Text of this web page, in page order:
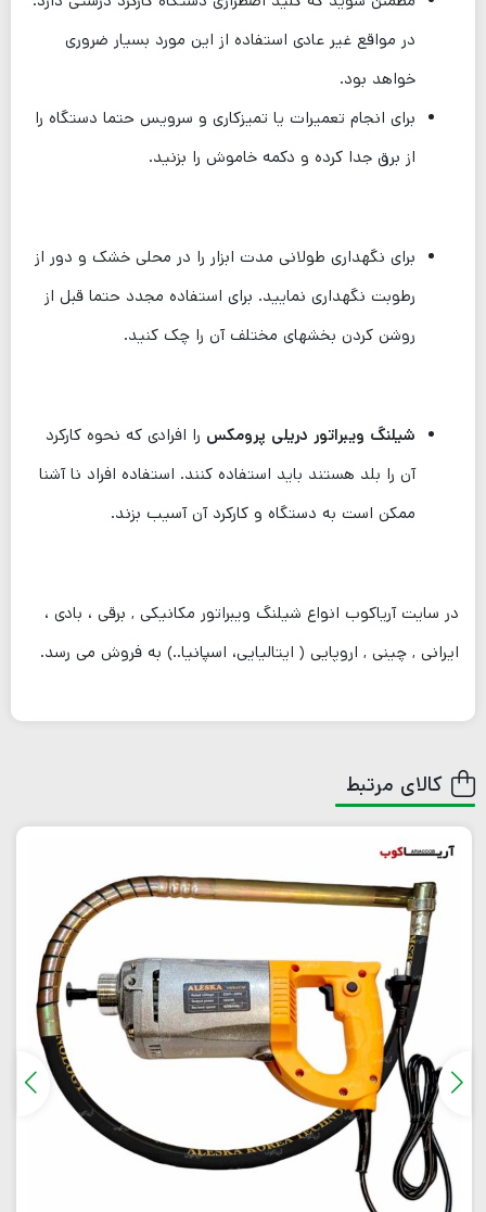
در مواقع غیر عادی استفاده از این مورد بسیار ضروری
خواهد بود.
برای انجام تعمیرات یا تمیزکاری و سرویس حتما دستگاه را
از برق جدا کرده و دکمه خاموش را بزنید.
برای نگهداری طولانی مدت ابزار را در محلی خشک و دور از
رطوبت نگهداری نمایید. برای استفاده مجدد حتما قبل از
روشن کردن بخشهای مختلف آن را چک کنید.
شیلنگ ویبراتور دریلی پرومکس را افرادی که نحوه کارکرد
آن را بلد هستند باید استفاده کنند. استفاده افراد نا آشنا
ممکن است به دستگاه و کارکرد آن آسیب بزند.
در سایت آریاکوب انواع شیلنگ ویبراتور مکانیکی , برقی ، بادی ،
ایرانی , چینی , اروپایی ( ایتالیایی، اسپانیا..) به فروش می رسد.
کالای مرتبط